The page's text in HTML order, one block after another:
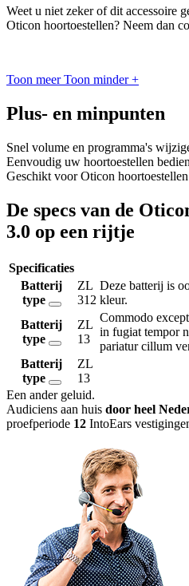
Weet u niet zeker of dit accessoire
Oticon hoortoestellen? Neem dan
Toon meer Toon minder +
Plus- en minpunten
Snel volume en programma's
Eenvoudig uw hoortoestellen
Geschikt voor Oticon hoortoestellen
De specs van de
3.0 op een rijtje
Specificaties
Batterij
type
ZL
312
Deze batterij is
kleur.
Batterij
type
ZL
13
Commodo
in fugiat tempor
pariatur cillum
Batterij
type
ZL
13
Een ander geluid.
Audiciens aan huis door heel
proefperiode 12 IntoEars